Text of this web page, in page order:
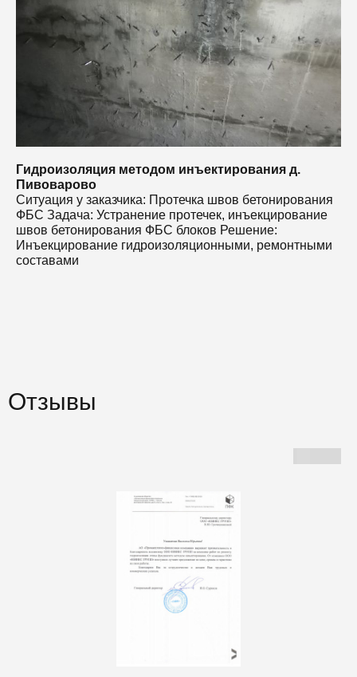
Гидроизоляция методом инъектирования д.
Пивоварово
Ситуация у заказчика: Протечка швов бетонирования
ФБС Задача: Устранение протечек, инъекцирование
швов бетонирования ФБС блоков Решение:
Инъекцирование гидроизоляционными, ремонтными
составами
Отзывы